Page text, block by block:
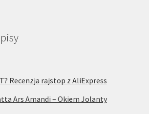
Recenzja rajstop z AliExpress
Ars Amandi – Okiem Jolanty